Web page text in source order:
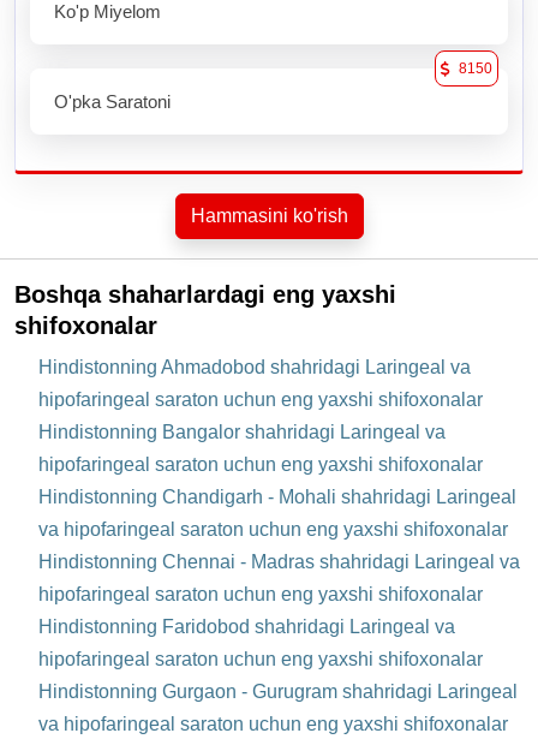
Ko'p Miyelom
O'pka Saratoni
8150
Hammasini ko'rish
Boshqa shaharlardagi eng yaxshi
shifoxonalar
Hindistonning Ahmadobod shahridagi Laringeal va
hipofaringeal saraton uchun eng yaxshi shifoxonalar
Hindistonning Bangalor shahridagi Laringeal va
hipofaringeal saraton uchun eng yaxshi shifoxonalar
Hindistonning Chandigarh - Mohali shahridagi Laringeal
va hipofaringeal saraton uchun eng yaxshi shifoxonalar
Hindistonning Chennai - Madras shahridagi Laringeal va
hipofaringeal saraton uchun eng yaxshi shifoxonalar
Hindistonning Faridobod shahridagi Laringeal va
hipofaringeal saraton uchun eng yaxshi shifoxonalar
Hindistonning Gurgaon - Gurugram shahridagi Laringeal
va hipofaringeal saraton uchun eng yaxshi shifoxonalar